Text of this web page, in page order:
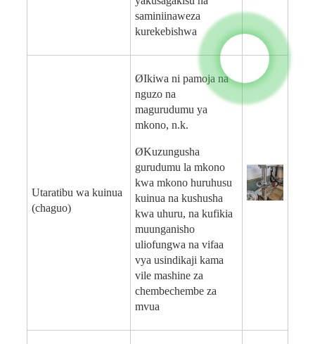
saminiinaweza
kurekebishwa
Utaratibu wa kuinua
(chaguo)
ØIkiwa ni pamoja na
nguzo na
magurudumu ya
mkono, n.k.
ØKuzungusha
gurudumu la mkono
kwa mkono huruhusu
kuinua na kushusha
kwa uhuru, na kufikia
muunganisho
uliofungwa na vifaa
vya usindikaji kama
vile mashine za
chembechembe za
mvua